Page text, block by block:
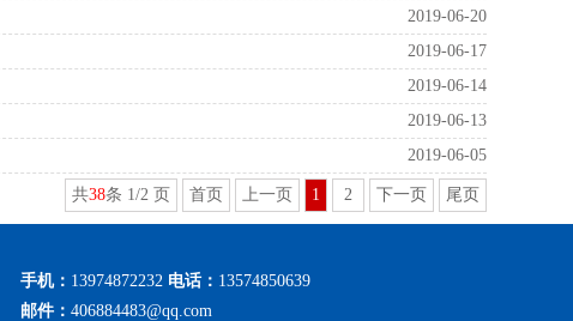
2019-06-20
2019-06-17
2019-06-14
2019-06-13
2019-06-05
共38条 1/2 页 首页 上一页 1 2 下一页 尾页
手机： 13974872232 电话： 13574850639
邮件： 406884483@qq.com